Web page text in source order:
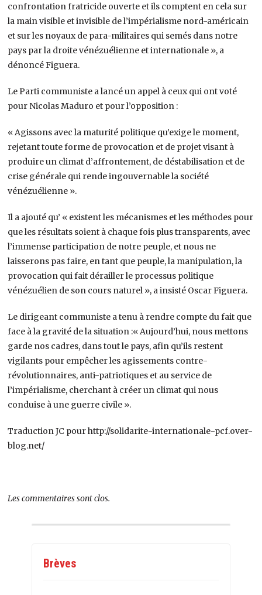
confrontation fratricide ouverte et ils comptent en cela sur
la main visible et invisible de l’impérialisme nord-américain
et sur les noyaux de para-militaires qui semés dans notre
pays par la droite vénézuélienne et internationale », a
dénoncé Figuera.
Le Parti communiste a lancé un appel à ceux qui ont voté
pour Nicolas Maduro et pour l’opposition :
« Agissons avec la maturité politique qu’exige le moment,
rejetant toute forme de provocation et de projet visant à
produire un climat d’affrontement, de déstabilisation et de
crise générale qui rende ingouvernable la société
vénézuélienne ».
Il a ajouté qu’ « existent les mécanismes et les méthodes pour
que les résultats soient à chaque fois plus transparents, avec
l’immense participation de notre peuple, et nous ne
laisserons pas faire, en tant que peuple, la manipulation, la
provocation qui fait dérailler le processus politique
vénézuélien de son cours naturel », a insisté Oscar Figuera.
Le dirigeant communiste a tenu à rendre compte du fait que
face à la gravité de la situation :« Aujourd’hui, nous mettons
garde nos cadres, dans tout le pays, afin qu’ils restent
vigilants pour empêcher les agissements contre-
révolutionnaires, anti-patriotiques et au service de
l’impérialisme, cherchant à créer un climat qui nous
conduise à une guerre civile ».
Traduction JC pour http://solidarite-internationale-pcf.over-
blog.net/
Les commentaires sont clos.
Brèves